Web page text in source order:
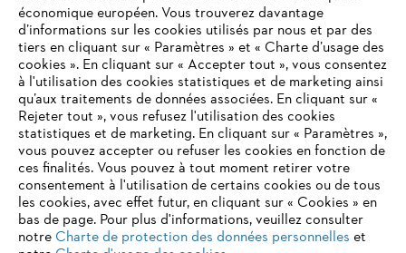
Mentions légales Protection des données
Informations sur les cookiesConditions générales de vente
économique européen. Vous trouverez davantage
d’informations sur les cookies utilisés par nous et par des
tiers en cliquant sur « Paramètres » et « Charte d’usage des
cookies ». En cliquant sur « Accepter tout », vous consentez
à l'utilisation des cookies statistiques et de marketing ainsi
qu’aux traitements de données associées. En cliquant sur «
Rejeter tout », vous refusez l'utilisation des cookies
statistiques et de marketing. En cliquant sur « Paramètres »,
vous pouvez accepter ou refuser les cookies en fonction de
ces finalités. Vous pouvez à tout moment retirer votre
consentement à l'utilisation de certains cookies ou de tous
les cookies, avec effet futur, en cliquant sur « Cookies » en
bas de page. Pour plus d'informations, veuillez consulter
notre Charte de protection des données personnelles et